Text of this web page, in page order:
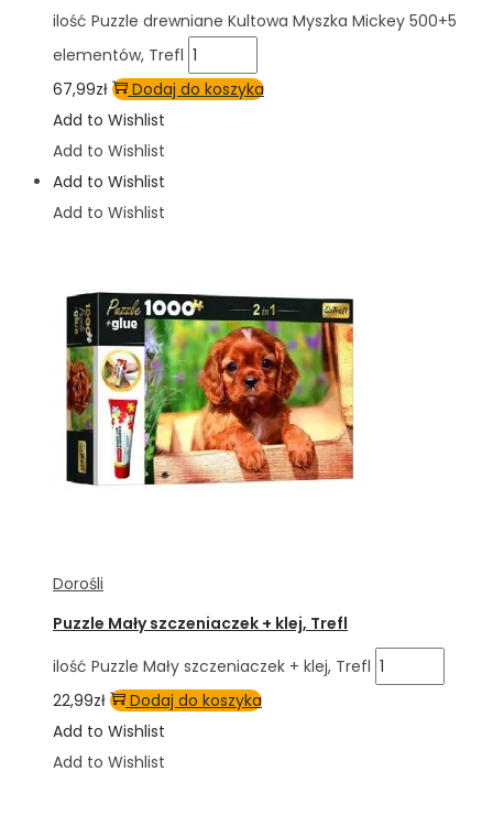
ilość Puzzle drewniane Kultowa Myszka Mickey 500+5
elementów, Trefl
67,99zł
Dodaj do koszyka
Add to Wishlist
Add to Wishlist
Add to Wishlist
Add to Wishlist
Dorośli
Puzzle Mały szczeniaczek + klej, Trefl
ilość Puzzle Mały szczeniaczek + klej, Trefl
22,99zł
Dodaj do koszyka
Add to Wishlist
Add to Wishlist